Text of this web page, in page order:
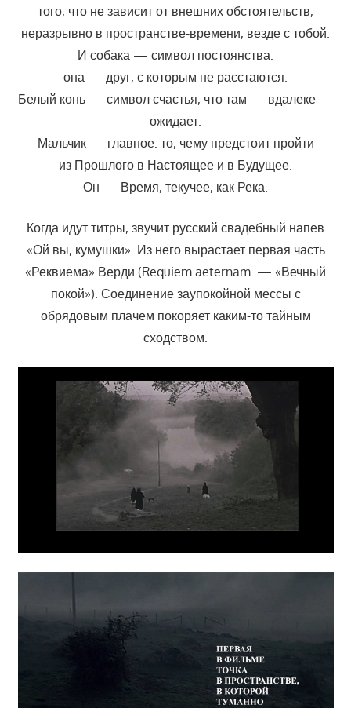
того, что не зависит от внешних обстоятельств,
неразрывно в пространстве-времени, везде с тобой.
И собака — символ постоянства:
она — друг, с которым не расстаются.
Белый конь — символ счастья, что там — вдалеке —
ожидает.
Мальчик — главное: то, чему предстоит пройти
из Прошлого в Настоящее и в Будущее.
Он — Время, текучее, как Река.
Когда идут титры, звучит русский свадебный напев
«Ой вы, кумушки». Из него вырастает первая часть
«Реквиема» Верди (Requiem aeternam — «Вечный
покой»). Соединение заупокойной мессы с
обрядовым плачем покоряет каким-то тайным
сходством.